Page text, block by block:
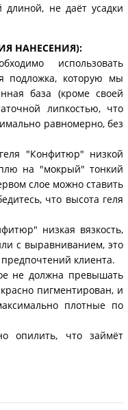
не даёт усадки
НАНЕСЕНИЯ):
использовать
подложка, которую мы
база (кроме своей
липкостью, что
равномерно, без
"Конфитюр" низкой
на "мокрый" тонкий
слое можно ставить
что высота геля
низкая вязкость,
с выравниванием, это
клиента.
не должна превышать
пигментирован, и
плотные по
опилить, что займёт